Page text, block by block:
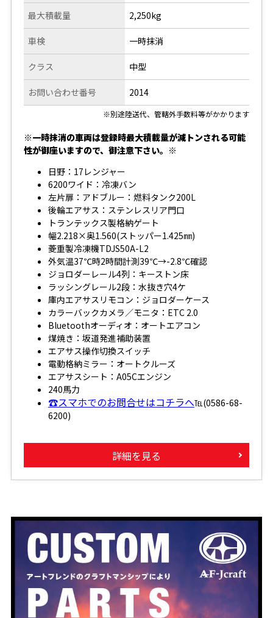
最大積載量
車検
クラス
お問い合わせ番号
2,250kg
一時抹消
中型
2014
※別途陸送代、管轄外手数料等がかかります
※一時抹消の車両は登録時最大積載量が減トンされる可能
性が御座いますので、御注意下さい。※
日野：17レンジャー
6200ワイド：冷凍バン
左片扉：アドブルー：燃料タンク200L
後輪エアサス：ステンレスリア門口
トランテックス製格納ゲート
幅2.218×奥1.560(ストッパー1.425㎜)
菱重製冷凍機TDJS50A-L2
外気温37℃時2時間計測39℃→-2.8℃確認
ジョロダーレール4列：キーストン床
ラッシングレール2段：水抜き穴4ケ
庫内エアサスリモコン：ジョロダーケース
カラーバックカメラ／モニタ：ETC 2.0
Bluetoothオーディオ：オートエアコン
煤焼き：坂道発進補助装置
エアサス操作切換スイッチ
電動格納ミラー：オートクルーズ
エアサスシート：A05Cエンジン
240馬力
☎スマホでのお問合せはコチラへ℡(0586-68-
6200)
詳細を見る